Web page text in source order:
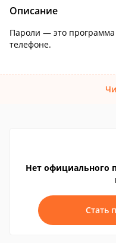
Описание
Пароли — это
телефоне.
Нет официального
Стать